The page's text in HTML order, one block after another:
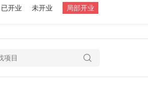
已开业 未开业 局部开业